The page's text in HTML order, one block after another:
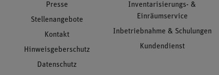
Presse
Stellenangebote
Kontakt
Hinweisgeberschutz
Datenschutz
Inventarisierungs- &
Einräumservice
Inbetriebnahme & Schulungen
Kundendienst